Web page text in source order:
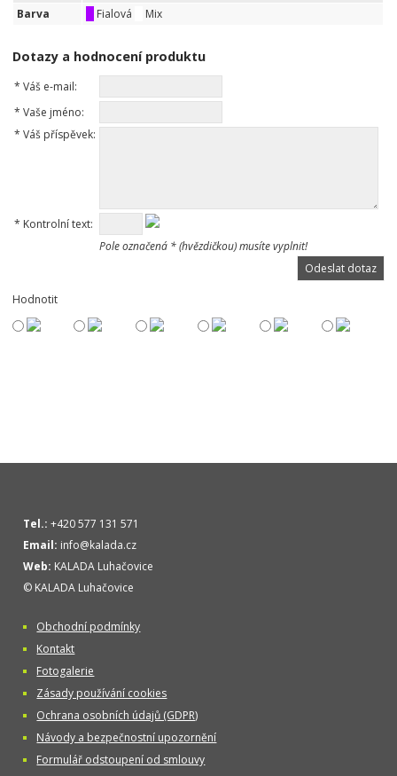
Barva
Fialová Mix
Dotazy a hodnocení produktu
* Váš e-mail:
* Vaše jméno:
* Váš příspěvek:
* Kontrolní text:
Pole označená * (hvězdičkou) musíte vyplnit!
Hodnotit
Tel.: +420 577 131 571
Email: info@kalada.cz
Web: KALADA Luhačovice
© KALADA Luhačovice
Obchodní podmínky
Kontakt
Fotogalerie
Zásady používání cookies
Ochrana osobních údajů (GDPR)
Návody a bezpečnostní upozornění
Formulář odstoupení od smlouvy